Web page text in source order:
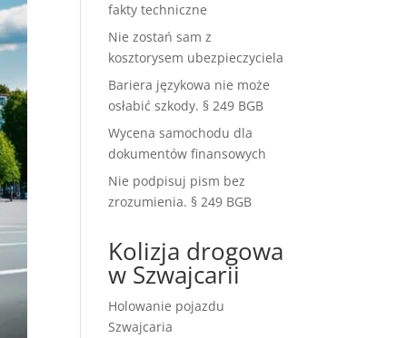
fakty techniczne
Nie zostań sam z
kosztorysem ubezpieczyciela
Bariera językowa nie może
osłabić szkody. § 249 BGB
Wycena samochodu dla
dokumentów finansowych
Nie podpisuj pism bez
zrozumienia. § 249 BGB
Kolizja drogowa
w Szwajcarii
Holowanie pojazdu
Szwajcaria